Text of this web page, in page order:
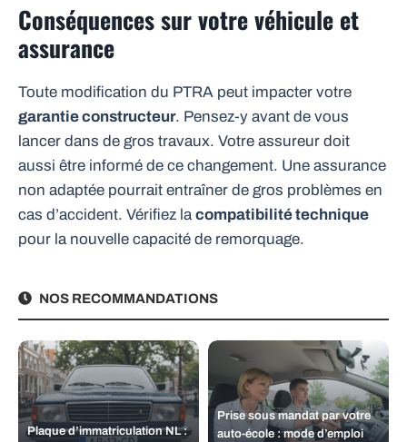
Conséquences sur votre véhicule et
assurance
Toute modification du PTRA peut impacter votre
garantie constructeur. Pensez-y avant de vous
lancer dans de gros travaux. Votre assureur doit
aussi être informé de ce changement. Une assurance
non adaptée pourrait entraîner de gros problèmes en
cas d’accident. Vérifiez la compatibilité technique
pour la nouvelle capacité de remorquage.
NOS RECOMMANDATIONS
Plaque d’immatriculation NL :
Prise sous mandat par votre
auto-école : mode d’emploi